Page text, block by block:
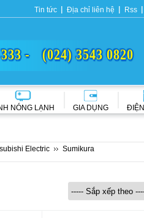
Tin tức Địa chỉ liên hệ Rss
- (024) 3543 0820
NÓNG LẠNH GIA DỤNG
Electric Sumikura